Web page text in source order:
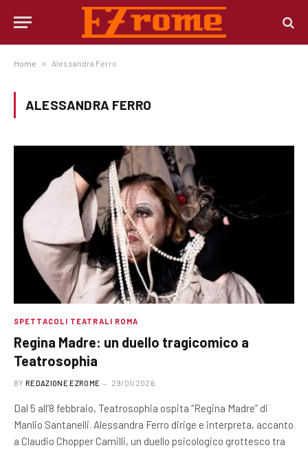
Home » Alessandra Ferro
ALESSANDRA FERRO
SPETTACOLI TEATRALI ROMA
Regina Madre: un duello tragicomico a
Teatrosophia
BY REDAZIONE EZROME 29/01/2026
Dal 5 all’8 febbraio, Teatrosophia ospita “Regina Madre” di
Manlio Santanelli. Alessandra Ferro dirige e interpreta, accanto
a Claudio Chopper Camilli, un duello psicologico grottesco tra